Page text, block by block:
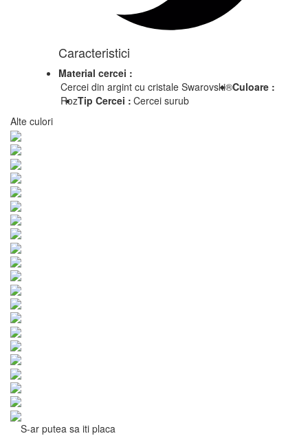
Caracteristici
Material cercei :
Cercei din argint cu cristale Swarovski®Culoare :
RozTip Cercei : Cercei surub
Alte culori
S-ar putea sa iti placa